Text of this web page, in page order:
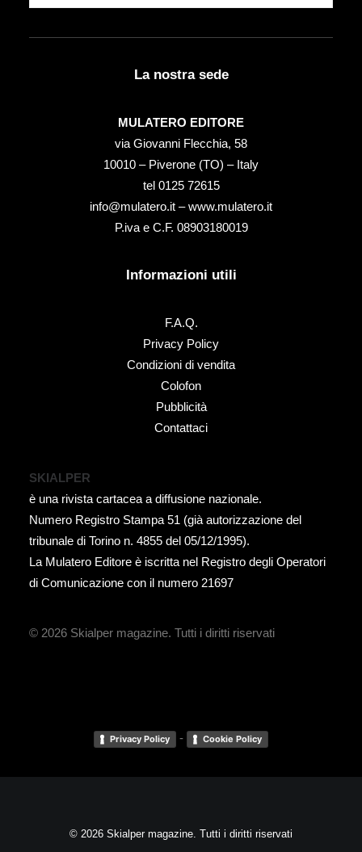
La nostra sede
MULATERO EDITORE
via Giovanni Flecchia, 58
10010 – Piverone (TO) – Italy
tel ‭0125 72615‬
info@mulatero.it –www.mulatero.it
P.iva e C.F. 08903180019
Informazioni utili
F.A.Q.
Privacy Policy
Condizioni di vendita
Colofon
Pubblicità
Contattaci
SKIALPER
è una rivista cartacea a diffusione nazionale.
Numero Registro Stampa 51 (già autorizzazione del
tribunale di Torino n. 4855 del 05/12/1995).
La Mulatero Editore è iscritta nel Registro degli Operatori
di Comunicazione con il numero 21697
© 2026 Skialper magazine. Tutti i diritti riservati
Privacy Policy - Cookie Policy
© 2026 Skialper magazine. Tutti i diritti riservati